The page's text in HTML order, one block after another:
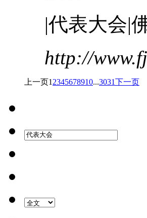
|代表大会|
http://
上一页1 2345678910...3031下一页